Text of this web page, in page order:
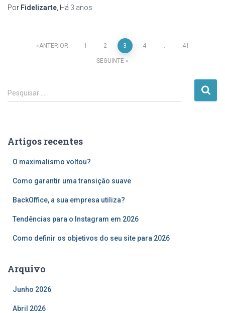
Por Fidelizarte , Há 3 anos
Paginação
conteúdos
ANTERIOR 1 2 3 4 41
SEGUINTE
P
e
i
Pesquisar …
Artigos recentes
O maximalismo voltou?
Como garantir uma transição suave
BackOffice, a sua empresa utiliza?
Tendências para o Instagram em 2026
Como definir os objetivos do seu site para 2026
Arquivo
Junho 2026
Abril 2026